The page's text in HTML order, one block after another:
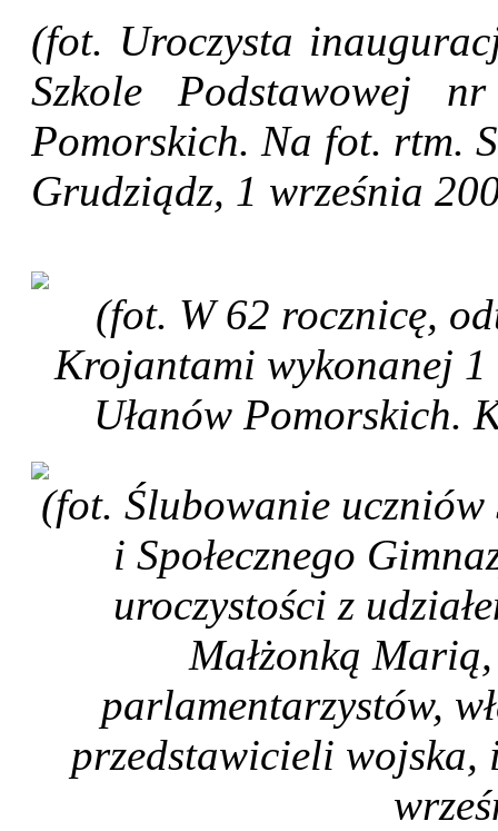
(fot. Uroczysta
Szkole Podstawowej
Pomorskich. Na fot. rtm.
Grudziądz, 1 września
(fot. W 62 rocznicę,
Krojantami wykonanej 1
Ułanów Pomorskich.
(fot. Ślubowanie uczniów
i Społecznego
uroczystości z
Małżonką
parlamentarzystów,
przedstawicieli wojska,